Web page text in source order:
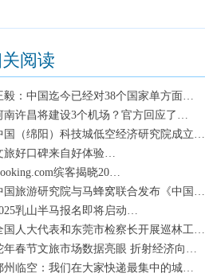
阅读
毅：中国迄今已经对38个国家单方面…
南许昌将建设3个机场？官方回应了…
国（绵阳）科技城低空经济研究院成立…
旅好口碑来自好体验…
缤客揭晓20…
国旅游研究院与马蜂窝联合发布《中国…
乳山半马报名即将启动…
国人大代表和东莞市检察长开展巡林工…
年春节文旅市场数据亮眼 折射经济向…
州临空：我们在大家快递最集中的城…